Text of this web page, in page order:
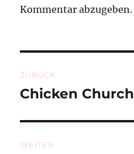
Kommentar abzugeben.
ZURÜCK
Vorheriger
Chicken Church
WEITER